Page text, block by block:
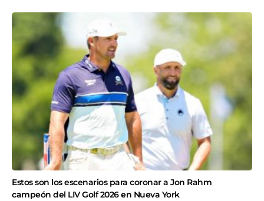
Estos son los escenarios para coronar a Jon Rahm
campeón del LIV Golf 2026 en Nueva York